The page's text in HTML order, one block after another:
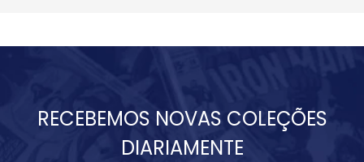
RECEBEMOS NOVAS COLEÇÕES
DIARIAMENTE